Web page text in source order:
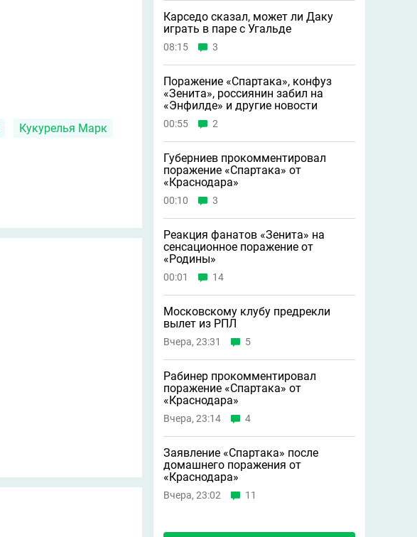
Кукурелья Марк
Карседо сказал, может ли Даку
играть в паре с Угальде
08:15 3
Поражение «Спартака», конфуз
«Зенита», россиянин забил на
«Энфилде» и другие новости
00:55 2
Губерниев прокомментировал
поражение «Спартака» от
«Краснодара»
00:10 3
Реакция фанатов «Зенита» на
сенсационное поражение от
«Родины»
00:01 14
Московскому клубу предрекли
вылет из РПЛ
Вчера, 23:31 5
Рабинер прокомментировал
поражение «Спартака» от
«Краснодара»
Вчера, 23:14 4
Заявление «Спартака» после
домашнего поражения от
«Краснодара»
Вчера, 23:02 11